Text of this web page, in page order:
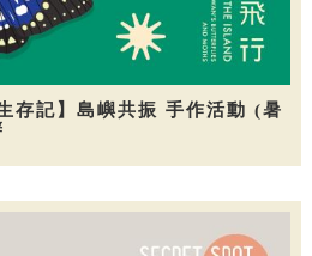
存記】島嶼共振 手作活動 (暑